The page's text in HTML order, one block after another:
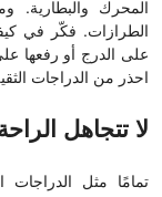
المحرك والبطارية.
الطرازات. فكّر في
على الدرج أو رفعها
احذر من الدراجات
لا تتجاهل
تمامًا مثل الدراجات